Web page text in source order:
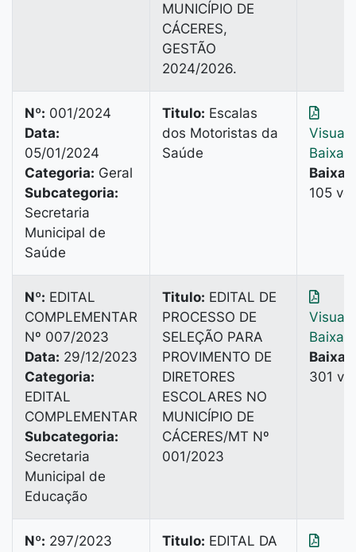
MUNICÍPIO DE
CÁCERES,
GESTÃO
2024/2026.
Nº: 001/2024
Data:
05/01/2024
Categoria: Geral
Subcategoria:
Secretaria
Municipal de
Saúde
Titulo: Escalas
dos Motoristas da
Saúde
Baixar
105
Nº: EDITAL
COMPLEMENTAR
Nº 007/2023
Data: 29/12/2023
Categoria:
EDITAL
COMPLEMENTAR
Subcategoria:
Secretaria
Municipal de
Educação
Titulo: EDITAL DE
PROCESSO DE
SELEÇÃO PARA
PROVIMENTO DE
DIRETORES
ESCOLARES NO
MUNICÍPIO DE
CÁCERES/MT Nº
001/2023
Baixar
301
Nº: 297/2023
Titulo: EDITAL DA